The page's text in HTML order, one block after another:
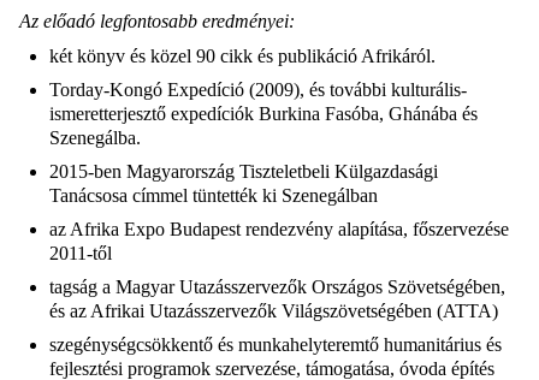
Az előadó legfontosabb eredményei:
két könyv és közel 90 cikk és publikáció Afrikáról.
Torday-Kongó Expedíció (2009), és további kulturális-
ismeretterjesztő expedíciók Burkina Fasóba, Ghánába és
Szenegálba.
2015-ben Magyarország Tiszteletbeli Külgazdasági
Tanácsosa címmel tüntették ki Szenegálban
az Afrika Expo Budapest rendezvény alapítása, főszervezése
2011-től
tagság a Magyar Utazásszervezők Országos Szövetségében,
és az Afrikai Utazásszervezők Világszövetségében (ATTA)
szegénységcsökkentő és munkahelyteremtő humanitárius és
fejlesztési programok szervezése, támogatása, óvoda építés